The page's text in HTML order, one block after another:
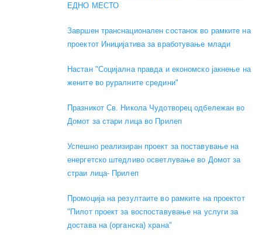
ЕДНО МЕСТО
Завршен транснационален состанок во рамките на
проектот Иницијатива за вработување млади
Настан "Социјална правда и економско јакнење на
жените во руралните средини"
Празникот Св. Никола Чудотворец одбележан во
Домот за стари лица во Прилеп
Успешно реализиран проект за поставување на
енергетско штедливо осветлување во Домот за
страи лица- Прилеп
Промоција на резултаите во рамките на проектот
"Пилот проект за воспоставување на услуги за
достава на (органска) храна"